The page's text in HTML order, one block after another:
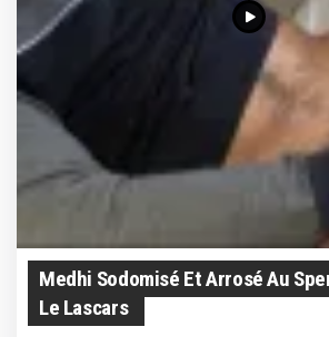
Medhi Sodomisé Et Arrosé Au
Le Lascars